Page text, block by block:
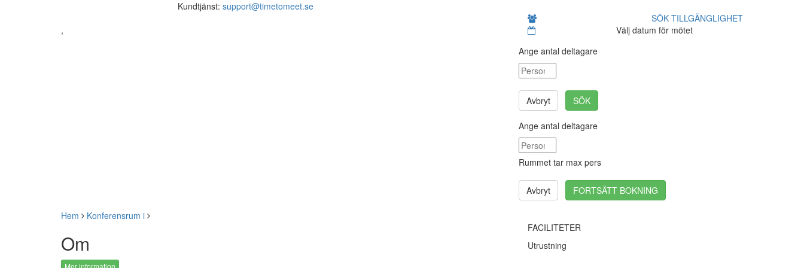
Kundtjänst: support@timetomeet.se
,
SÖK TILLGÄNGLIGHET
Välj datum för mötet
Ange antal deltagare
Avbryt SÖK
Ange antal deltagare
Rummet tar max pers
Avbryt FORTSÄTT BOKNING
Hem Konferensrum i
Om
FACILITETER
Utrustning